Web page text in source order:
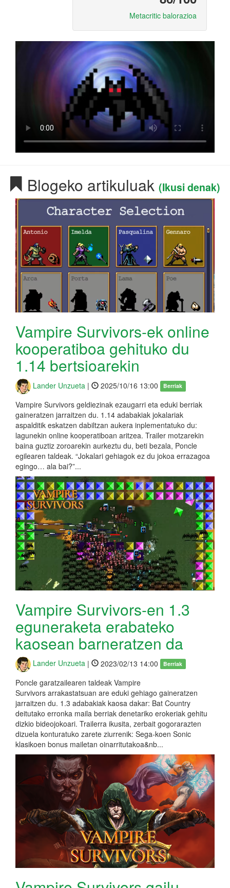
Metacritic balorazioa
Blogeko artikuluak (Ikusi denak)
Vampire Survivors-ek online
kooperatiboa gehituko du
1.14 bertsioarekin
Lander Unzueta | 2025/10/16 13:00 Berriak
Vampire Survivors geldiezinak ezaugarri eta eduki berriak
gaineratzen jarraitzen du. 1.14 adabakiak jokalariak
aspalditik eskatzen dabiltzan aukera inplementatuko du:
lagunekin online kooperatiboan aritzea. Trailer motzarekin
baina guztiz zoroarekin aurkeztu du, beti bezala, Poncle
egilearen taldeak. “Jokalari gehiagok ez du jokoa errazagoa
egingo… ala bai?”...
Vampire Survivors-en 1.3
eguneraketa erabateko
kaosean barneratzen da
Lander Unzueta | 2023/02/13 14:00 Berriak
Poncle garatzailearen taldeak Vampire
Survivors arrakastatsuan are eduki gehiago gaineratzen
jarraitzen du. 1.3 adabakiak kaosa dakar: Bat Country
deitutako erronka maila berriak denetariko erokeriak gehitu
dizkio bideojokoari. Trailerra ikusita, zerbait gogorarazten
dizuela konturatuko zarete ziurrenik: Sega-koen Sonic
klasikoen bonus mailetan oinarritutakoa&nb...